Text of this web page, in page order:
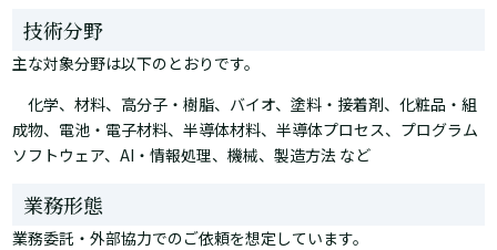
技術分野
主な対象分野は以下のとおりです。
化学、材料、高分子・樹脂、バイオ、塗料・接着剤、化粧品・組
成物、電池・電子材料、半導体材料、半導体プロセス、プログラム
ソフトウェア、AI・情報処理、機械、製造方法 など
業務形態
業務委託・外部協力でのご依頼を想定しています。